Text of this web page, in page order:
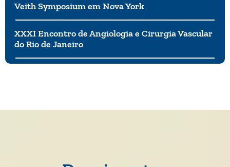
Veith Symposium em Nova York
XXXI Encontro de Angiologia e Cirurgia Vascular
do Rio de Janeiro